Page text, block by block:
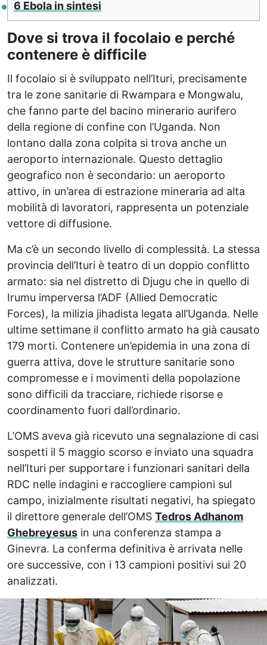
6 Ebola in sintesi
Dove si trova il focolaio e perché
contenere è difficile
Il focolaio si è sviluppato nell’Ituri, precisamente
tra le zone sanitarie di Rwampara e Mongwalu,
che fanno parte del bacino minerario aurifero
della regione di confine con l’Uganda. Non
lontano dalla zona colpita si trova anche un
aeroporto internazionale. Questo dettaglio
geografico non è secondario: un aeroporto
attivo, in un’area di estrazione mineraria ad alta
mobilità di lavoratori, rappresenta un potenziale
vettore di diffusione.
Ma c’è un secondo livello di complessità. La stessa
provincia dell’Ituri è teatro di un doppio conflitto
armato: sia nel distretto di Djugu che in quello di
Irumu imperversa l’ADF (Allied Democratic
Forces), la milizia jihadista legata all’Uganda. Nelle
ultime settimane il conflitto armato ha già causato
179 morti. Contenere un’epidemia in una zona di
guerra attiva, dove le strutture sanitarie sono
compromesse e i movimenti della popolazione
sono difficili da tracciare, richiede risorse e
coordinamento fuori dall’ordinario.
L’OMS aveva già ricevuto una segnalazione di casi
sospetti il 5 maggio scorso e inviato una squadra
nell’Ituri per supportare i funzionari sanitari della
RDC nelle indagini e raccogliere campioni sul
campo, inizialmente risultati negativi, ha spiegato
il direttore generale dell’OMS Tedros Adhanom
Ghebreyesus in una conferenza stampa a
Ginevra. La conferma definitiva è arrivata nelle
ore successive, con i 13 campioni positivi sui 20
analizzati.